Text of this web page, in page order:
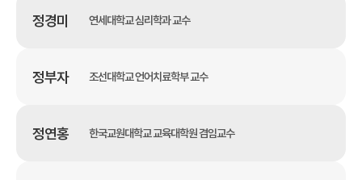
정경미 연세대학교 심리학과 교수
정부자 조선대학교 언어치료학부 교수
정연홍 한국교원대학교 교육대학원 겸임교수